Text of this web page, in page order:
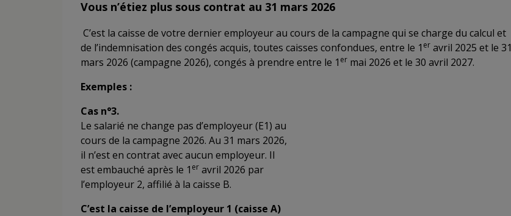
Vous n’étiez plus sous contrat au 31 mars 2026
C’est la caisse de votre dernier employeur au cours de la campagne qui se charge du calcul et
de l’indemnisation des congés acquis, toutes caisses confondues, entre le 1 er avril 2025 et le 31
mars 2026 (campagne 2026), congés à prendre entre le 1 er mai 2026 et le 30 avril 2027.
Exemples :
Cas n°3.
Le salarié ne change pas d’employeur (E1) au
cours de la campagne 2026. Au 31 mars 2026,
il n’est en contrat avec aucun employeur. Il
est embauché après le 1 er avril 2026 par
l’employeur 2, affilié à la caisse B.
C’est la caisse de l’employeur 1 (caisse A)